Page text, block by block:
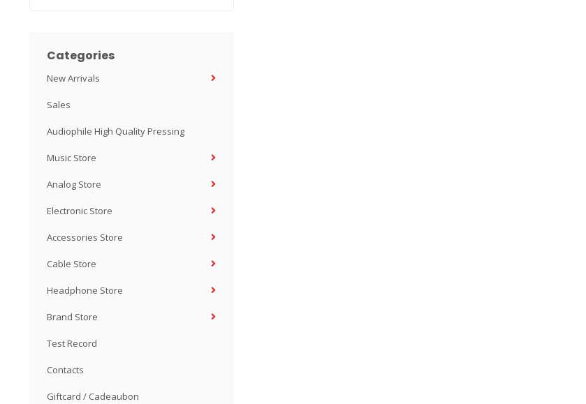
Categories
New Arrivals
Sales
Audiophile High Quality Pressing
Music Store
Analog Store
Electronic Store
Accessories Store
Cable Store
Headphone Store
Brand Store
Test Record
Contacts
Giftcard / Cadeaubon